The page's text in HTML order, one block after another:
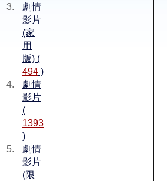
熱門借閱
個人借閱
劇情
影片
(家
用
版) (
494)
劇情
影片
(
1393
)
劇情
影片
(限